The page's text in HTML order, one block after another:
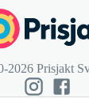
2026 Prisjakt